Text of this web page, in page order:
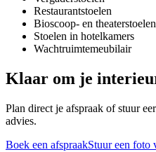
Restaurantstoelen
Bioscoop- en theaterstoelen
Stoelen in hotelkamers
Wachtruimtemeubilair
Klaar om je
Plan direct je afspraak of stuur
advies.
Boek een afspraakStuur een foto